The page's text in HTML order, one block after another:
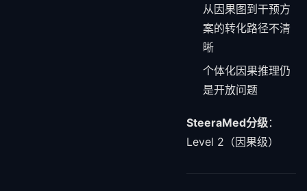
从因果图到干预方
案的转化路径不清
晰
个体化因果推理仍
是开放问题
SteeraMed分级：
Level 2（因果级）